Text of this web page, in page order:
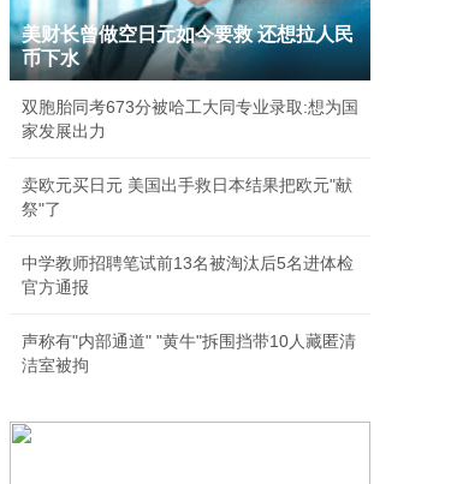
美财长曾做空日元如今要救 还想拉人民
币下水
双胞胎同考673分被哈工大同专业录取:想为国
家发展出力
卖欧元买日元 美国出手救日本结果把欧元"献
祭"了
中学教师招聘笔试前13名被淘汰后5名进体检
官方通报
声称有"内部通道" "黄牛"拆围挡带10人藏匿清
洁室被拘